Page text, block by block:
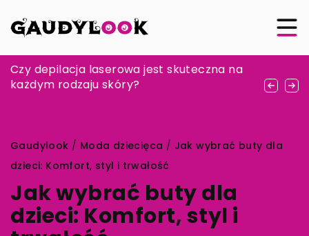
Jak twórczość angielskich malarzy
sportowych wpłynęła na współczesny
Czy depilacja laserowa jest skuteczna na
każdym rodzaju skóry?
Jakie są najnowsze trendy w naturalnej
pielęgnacji skóry?
Gaudylook / Moda dziecięca / Jak wybrać buty dla
dzieci: Komfort, styl i trwałość
Jak wybrać buty dla
dzieci: Komfort, styl i